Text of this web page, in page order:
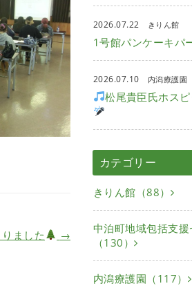
ました →
2026.07.22 きりん館
1号館パンケーキパ
2026.07.10 内潟療護園
松尾貴臣氏ホス
カテゴリー
きりん館（88）
中泊町地域包括支援
（130）
内潟療護園（117）